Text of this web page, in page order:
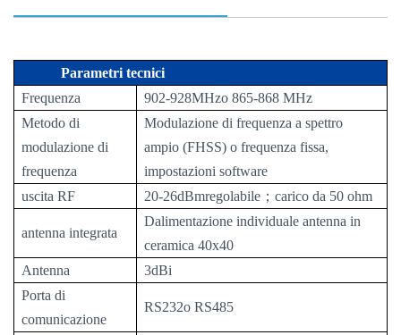
Parametri tecnici
Frequenza
902-928MHzo 865-868 MHz
Metodo di
modulazione di
frequenza
Modulazione di frequenza a spettro
ampio (FHSS) o frequenza fissa,
impostazioni software
uscita RF
20-26dBmregolabile ； carico da 50 ohm
antenna integrata
Dalimentazione individuale antenna in
ceramica 40x40
Antenna
3dBi
Porta di
comunicazione
RS232o RS485